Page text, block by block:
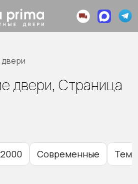
двери, Страница
Современные